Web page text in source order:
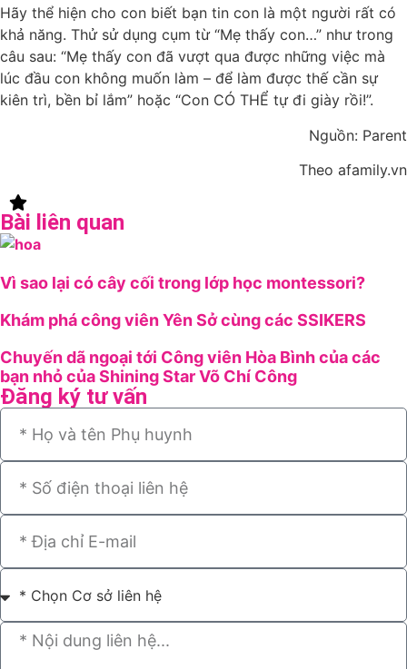
Hãy thể hiện cho con biết bạn tin con là một người rất có
khả năng. Thử sử dụng cụm từ “Mẹ thấy con…” như trong
câu sau: “Mẹ thấy con đã vượt qua được những việc mà
lúc đầu con không muốn làm – để làm được thế cần sự
kiên trì, bền bỉ lắm” hoặc “Con CÓ THỂ tự đi giày rồi!”.
Nguồn: Parent
Theo afamily.vn
Bài liên quan
Vì sao lại có cây cối trong lớp học montessori?
Khám phá công viên Yên Sở cùng các SSIKERS
Chuyến dã ngoại tới Công viên Hòa Bình của các
bạn nhỏ của Shining Star Võ Chí Công
Đăng ký tư vấn